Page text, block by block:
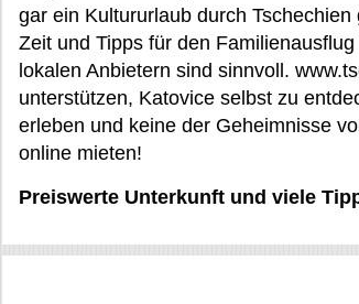
gar ein Kultururlaub durch
Zeit und Tipps für den
lokalen Anbietern sind sinnvoll.
unterstützen, Katovice selbst zu
erleben und keine der Geheimnisse
online mieten!
Preiswerte Unterkunft und viele